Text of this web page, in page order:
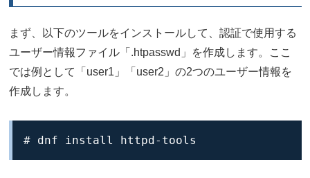
まず、以下のツールをインストールして、認証で使用する
ユーザー情報ファイル「.htpasswd」を作成します。ここ
では例として「user1」「user2」の2つのユーザー情報を
作成します。
# dnf install httpd-tools